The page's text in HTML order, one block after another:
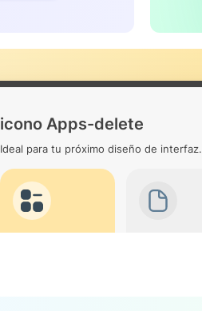
icono Apps-delete
Ideal para tu próximo diseño de interfaz.